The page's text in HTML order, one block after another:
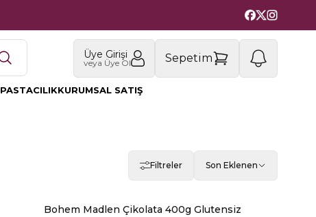
Üye Girişi
veya Üye Ol Sepetim
PASTACILIKKURUMSAL SATIŞ
Filtreler Son Eklenen
Bohem Madlen Çikolata 400g Glutensiz